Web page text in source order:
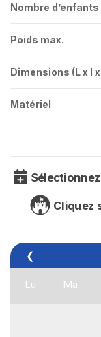
Nombre d’enfants
Poids max.
Dimensions (L x l x
Matériel
Cliquez
❮
Lu Ma